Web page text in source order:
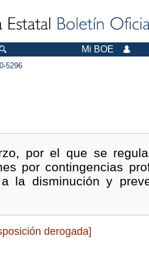
Mi BOE
5296
por el que se
por contingencias
la disminución y
derogada]